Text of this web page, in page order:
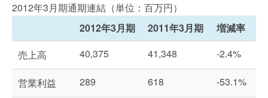
2012年3月期通期連結（単位：百万円）
2012年3月期
2011年3月期
増減率
売上高
40,375 41,348 -2.4%
営業利益 289 618 -53.1%